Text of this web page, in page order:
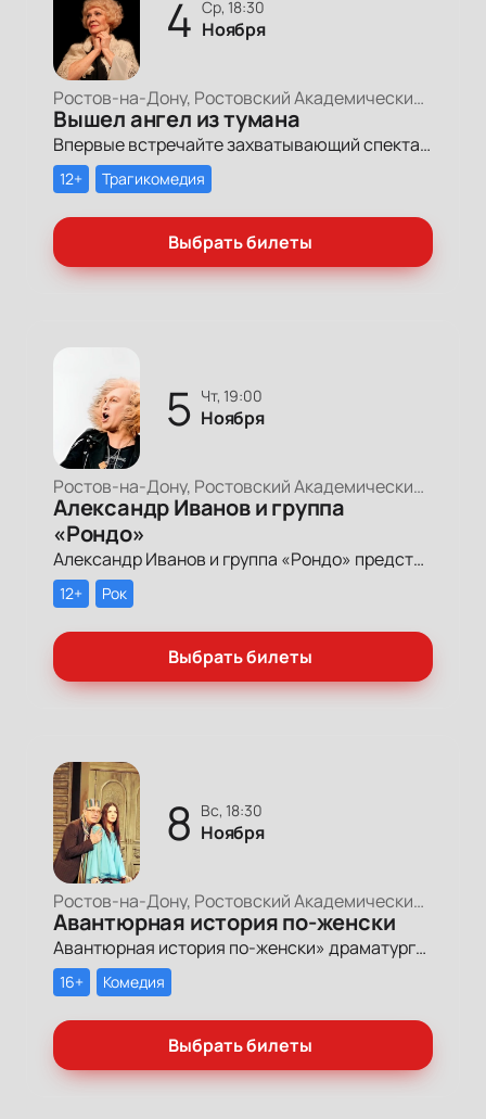
4 ср, 18:30
Ноября
Ростов-на-Дону, Ростовский Академический Театр Драмы, Малая сцена
Вышел ангел из тумана
Впервые встречайте захватывающий спектакль, где смех и слезы смешиваются в одном дыхании, погружая вас в удивительную историю, где каждый образ отражает частичку нашей с вами жизни, семьи и дружбы.
12+ Трагикомедия
Выбрать билеты
5 чт, 19:00
Ноября
Ростов-на-Дону, Ростовский Академический Театр Драмы, Большая сцена
Александр Иванов и группа
«Рондо»
Александр Иванов и группа «Рондо» представляют новую концертную программу «6:5 в мою пользу», приуроченную к 65-летию артиста.
12+ Рок
Выбрать билеты
8 вс, 18:30
Ноября
Ростов-на-Дону, Ростовский Академический Театр Драмы, Малая сцена
Авантюрная история по-женски
Авантюрная история по-женски» драматурга Александра Коровкина в постановке режиссера Николая Елесина повествует о двух сестрах – хозяйках старого дома в историческом центре города.
16+ Комедия
Выбрать билеты